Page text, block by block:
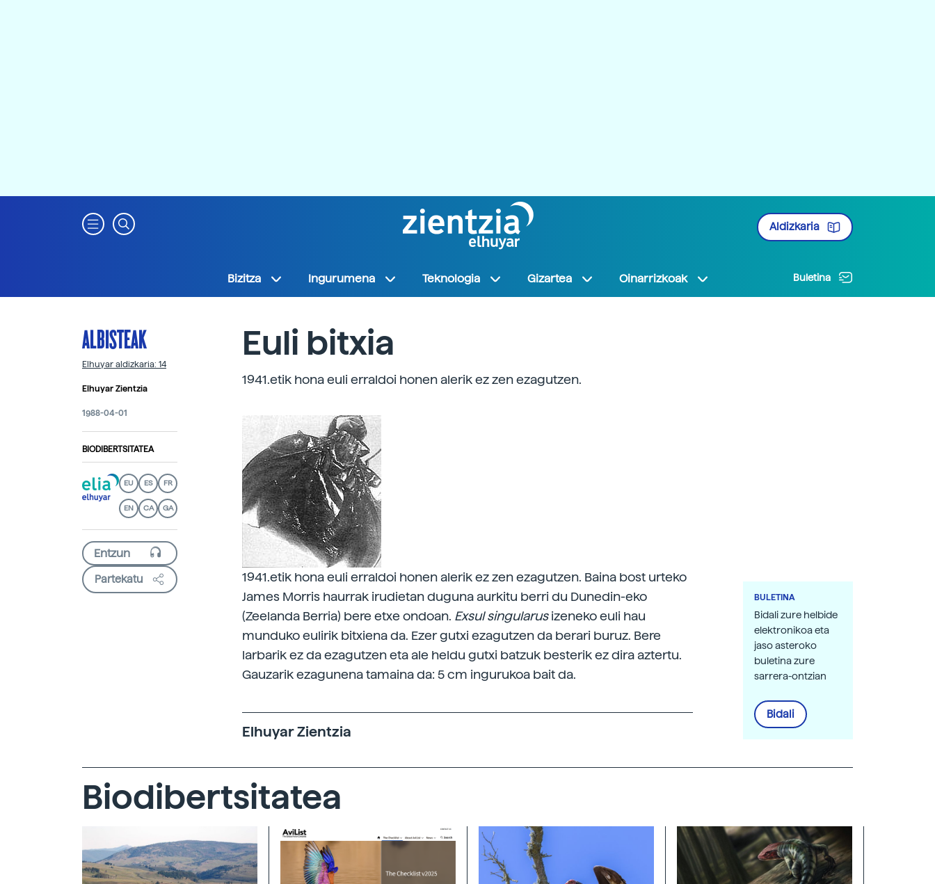
Aldizkaria
Bizitza Ingurumena Teknologia Gizartea Oinarrizkoak Buletina
ALBISTEAK
Elhuyar aldizkaria: 14
Elhuyar Zientzia
1988-04-01
BIODIBERTSITATEA
EU ES FR
EN CA GA
Partekatu
Euli bitxia
1941.etik hona euli erraldoi honen alerik ez zen ezagutzen.
1941.etik hona euli erraldoi honen alerik ez zen ezagutzen. Baina bost urteko
James Morris haurrak irudietan duguna aurkitu berri du Dunedin-eko
(Zeelanda Berria) bere etxe ondoan. Exsulsingularusizeneko euli hau
munduko eulirik bitxiena da. Ezer gutxi ezagutzen da berari buruz. Bere
larbarik ez da ezagutzen eta ale heldu gutxi batzuk besterik ez dira aztertu.
Gauzarik ezagunena tamaina da: 5 cm ingurukoa bait da.
Elhuyar Zientzia
BULETINA
Bidali zure helbide
elektronikoa eta
jaso asteroko
buletina zure
sarrera-ontzian
Bidali
Biodibertsitatea